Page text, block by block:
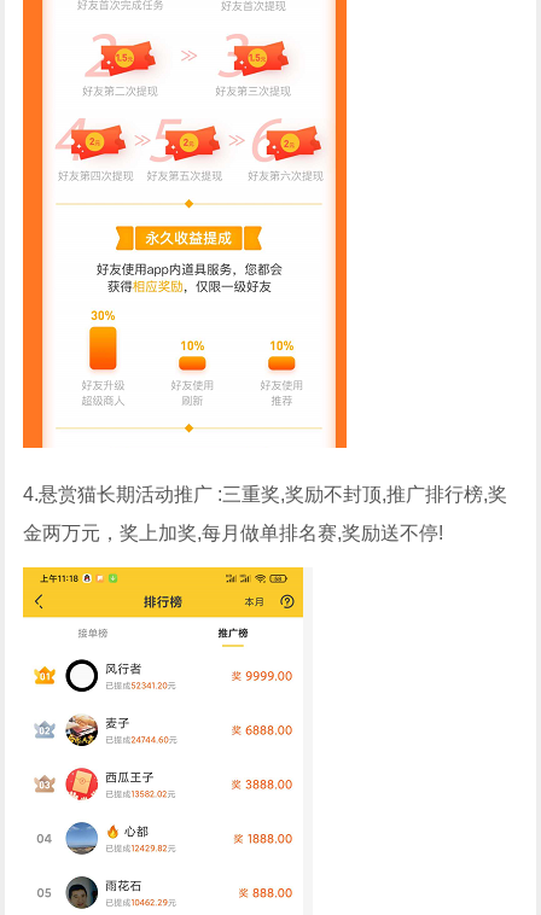
4.悬赏猫长期活动推广 :三重奖,奖励不封顶,推广排行榜,奖
金两万元，奖上加奖,每月做单排名赛,奖励送不停!